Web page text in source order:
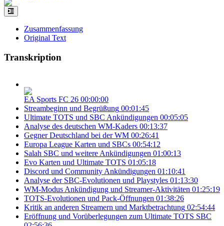
Zusammenfassung
Original Text
Transkription
EA Sports FC 26 00:00:00
Streambeginn und Begrüßung 00:01:45
Ultimate TOTS und SBC Ankündigungen 00:05:05
Analyse des deutschen WM-Kaders 00:13:37
Gegner Deutschland bei der WM 00:26:41
Europa League Karten und SBCs 00:54:12
Salah SBC und weitere Ankündigungen 01:00:13
Evo Karten und Ultimate TOTS 01:05:18
Discord und Community Ankündigungen 01:10:41
Analyse der SBC-Evolutionen und Playstyles 01:13:30
WM-Modus Ankündigung und Streamer-Aktivitäten 01:25:19
TOTS-Evolutionen und Pack-Öffnungen 01:38:26
Kritik an anderen Streamern und Marktbetrachtung 02:54:44
Eröffnung und Vorüberlegungen zum Ultimate TOTS SBC